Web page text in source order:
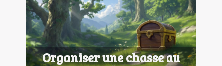
Organiser une chasse au